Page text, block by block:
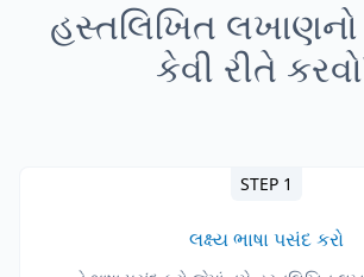
હસ્તલિખિત
કેવી રીતે
STEP 1
લક્ષ્ય ભાષા પસંદ કરો